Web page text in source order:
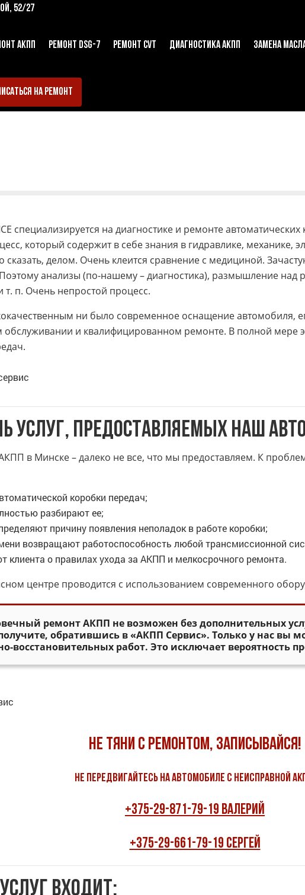
52/27
АКПП РЕМОНТ DSG-7 РЕМОНТ CVT ДИАГНОСТИКА АКПП ЗАМЕНА
НА РЕМОНТ
специализируется на диагностике и ремонте
который содержит в себе знания в гидравлике, механике,
делом. Очень клеится сравнение с медициной.
анализы (по-нашему – диагностика), размышление над
т. п. Очень непростой процесс.
ни было современное оснащение автомобиля,
и квалифицированном ремонте. В полной мере
услуг, предоставляемых наш
в Минске – далеко не все, что мы предоставляем. К
коробки передач;
разбирают ее;
причину появления неполадок в работе коробки;
возвращают работоспособность любой трансмиссионной
клиента о правилах ухода за АКПП и мелкосрочного ремонта.
центре проводится с использованием современного
ремонт АКПП не возможен без дополнительных
обратившись в «АКПП Сервис». Только у нас вы
восстановительных работ. Это исключает вероятность
Не тяни с ремонтом, записывайся!
Не передвигайтесь на автомобиле с неисправной
+375-29-871-79-19 Валерий
+375-29-661-79-19 Сергей
входит: